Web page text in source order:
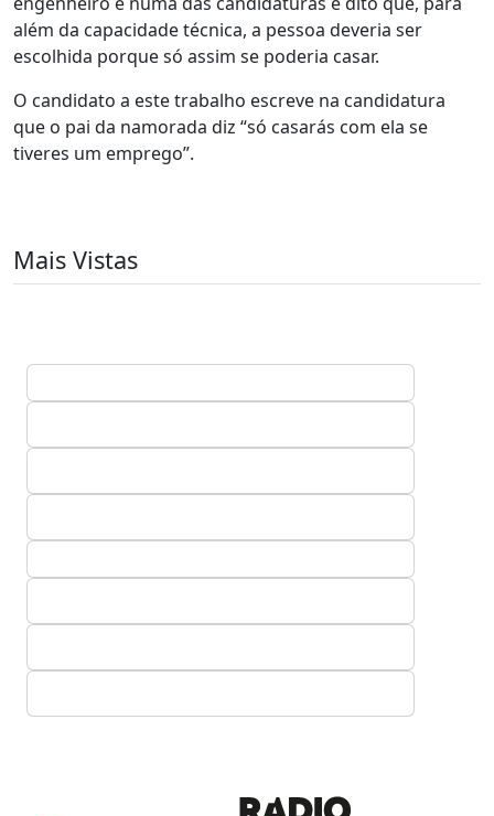
além da capacidade técnica, a pessoa deveria ser
escolhida porque só assim se poderia casar.
O candidato a este trabalho escreve na candidatura
que o pai da namorada diz “só casarás com ela se
tiveres um emprego”.
Mais Vistas